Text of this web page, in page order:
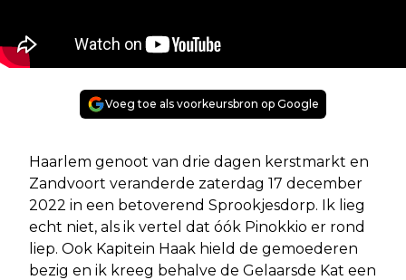
Voeg toe als voorkeursbron op Google
Haarlem genoot van drie dagen kerstmarkt en
Zandvoort veranderde zaterdag 17 december
2022 in een betoverend Sprookjesdorp. Ik lieg
echt niet, als ik vertel dat óók Pinokkio er rond
liep. Ook Kapitein Haak hield de gemoederen
bezig en ik kreeg behalve de Gelaarsde Kat een